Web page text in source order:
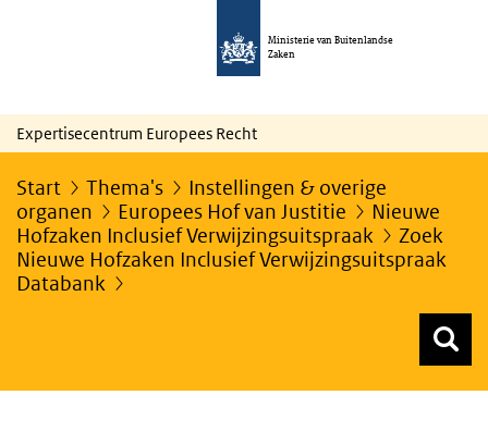
Ministerie van Buitenlandse
Zaken
Expertisecentrum Europees Recht
Start Thema's
Instellingen & overige
organen
Europees Hof van Justitie
Nieuwe
Hofzaken Inclusief Verwijzingsuitspraak
Zoek
Nieuwe Hofzaken Inclusief Verwijzingsuitspraak
Databank